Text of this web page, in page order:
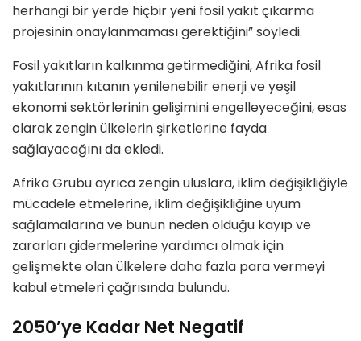
herhangi bir yerde hiçbir yeni fosil yakıt çıkarma
projesinin onaylanmaması gerektiğini” söyledi.
Fosil yakıtların kalkınma getirmediğini, Afrika fosil
yakıtlarının kıtanın yenilenebilir enerji ve yeşil
ekonomi sektörlerinin gelişimini engelleyeceğini, esas
olarak zengin ülkelerin şirketlerine fayda
sağlayacağını da ekledi.
Afrika Grubu ayrıca zengin uluslara, iklim değişikliğiyle
mücadele etmelerine, iklim değişikliğine uyum
sağlamalarına ve bunun neden olduğu kayıp ve
zararları gidermelerine yardımcı olmak için
gelişmekte olan ülkelere daha fazla para vermeyi
kabul etmeleri çağrısında bulundu.
2050’ye Kadar Net Negatif